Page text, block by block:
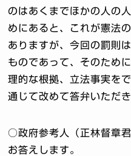
のはあくまでほかの人の
めにあると、これが憲法
ありますが、今回の罰則
ものであって、そのため
理的な根拠、立法事実を
通じて改めて答弁いただ
○政府参考人（正林督章君
お答えします。